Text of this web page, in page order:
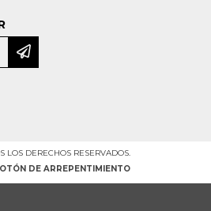
LOS DERECHOS RESERVADOS.
DE ARREPENTIMIENTO